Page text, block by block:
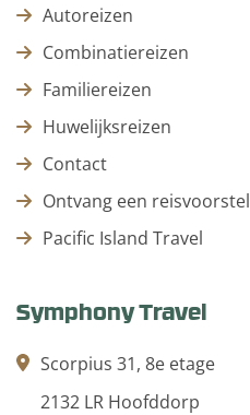
Autoreizen
Combinatiereizen
Familiereizen
Huwelijksreizen
Contact
Ontvang een reisvoorstel
Pacific Island Travel
Symphony Travel
Scorpius 31, 8e etage
2132 LR Hoofddorp